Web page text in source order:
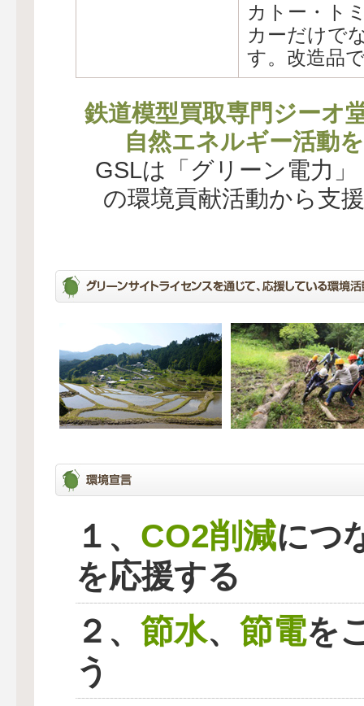
カトー・ト
カーだけで
す。改造品
鉄道模型買取専門ジーオ
自然エネルギー活動
GSLは「グリーン電力
の環境貢献活動から支
１、 CO2削減につ
を応援する
２、 節水、 節電を
う